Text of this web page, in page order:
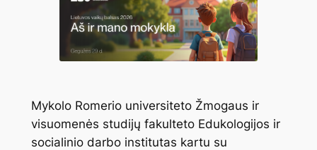
Mykolo Romerio universiteto Žmogaus ir
visuomenės studijų fakulteto Edukologijos ir
socialinio darbo institutas kartu su